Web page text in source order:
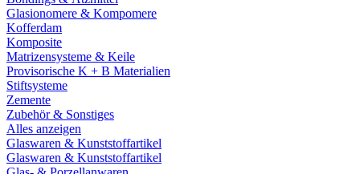
Glasionomere & Kompomere
Kofferdam
Komposite
Matrizensysteme & Keile
Provisorische K + B Materialien
Stiftsysteme
Zemente
Zubehör & Sonstiges
Alles anzeigen
Glaswaren & Kunststoffartikel
Glaswaren & Kunststoffartikel